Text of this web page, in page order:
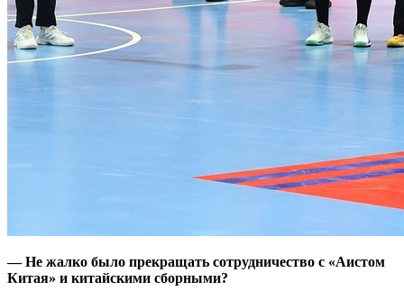
— Не жалко было прекращать сотрудничество с «Аистом
Китая» и китайскими сборными?